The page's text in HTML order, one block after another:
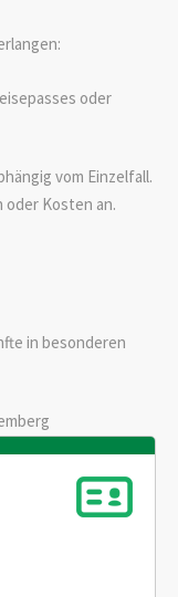
oder
vom Einzelfall.
oder Kosten an.
in besonderen